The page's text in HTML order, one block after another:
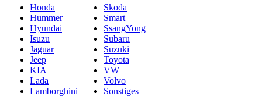
Honda
Hummer
Hyundai
Isuzu
Jaguar
Jeep
KIA
Lada
Lamborghini
Skoda
Smart
SsangYong
Subaru
Suzuki
Toyota
VW
Volvo
Sonstiges